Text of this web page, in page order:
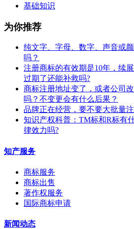
基础知识
为你推荐
纯文字、字母、数字、声音或
吗？
注册商标的有效期是10年，续
过期了还能补救吗?
商标注册地址变了，或者公司
吗？不变更会有什么后果？
品牌正在经营，要不要大批量
知识产权科普：TM标和R标有
律效力吗?
知产服务
商标服务
商标出售
著作权服务
国际商标申请
新闻动态